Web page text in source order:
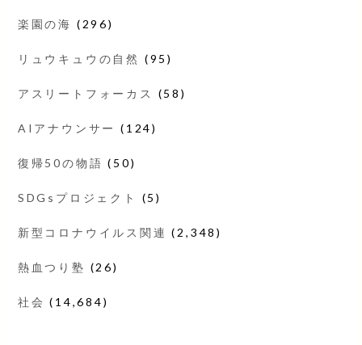
楽園の海 (296)
リュウキュウの自然 (95)
アスリートフォーカス (58)
AIアナウンサー (124)
復帰50の物語 (50)
SDGsプロジェクト (5)
新型コロナウイルス関連 (2,348)
熱血つり塾 (26)
社会 (14,684)